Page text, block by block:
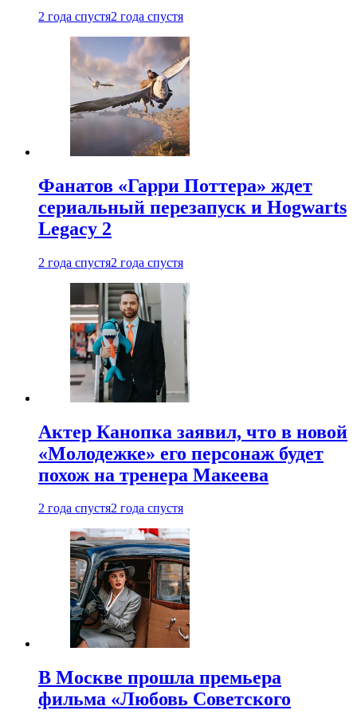
2 года спустя2 года спустя
Фанатов «Гарри Поттера» ждет
сериальный перезапуск и Hogwarts
Legacy 2
2 года спустя2 года спустя
Актер Канопка заявил, что в новой
«Молодежке» его персонаж будет
похож на тренера Макеева
2 года спустя2 года спустя
В Москве прошла премьера
фильма «Любовь Советского